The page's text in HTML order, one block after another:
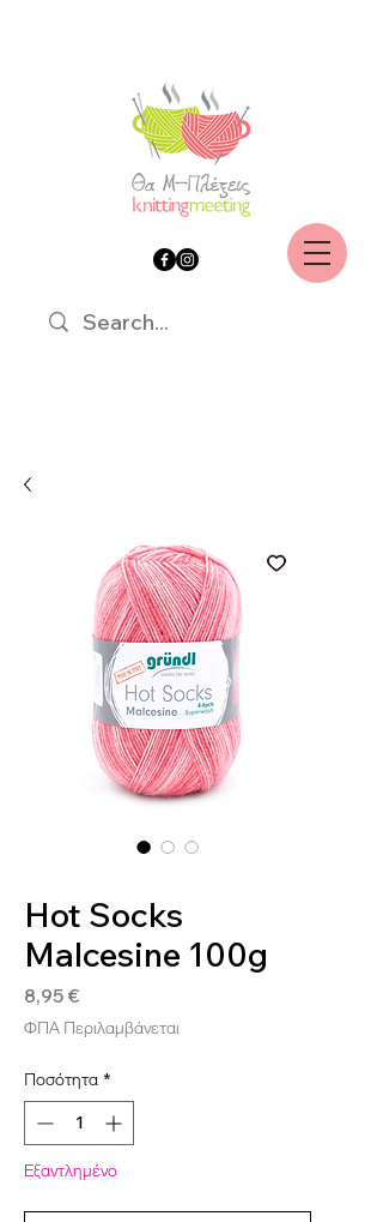
Hot Socks
Malcesine 100g
8,95 €
ΦΠΑ Περιλαμβάνεται
Ποσότητα *
Εξαντλημένο